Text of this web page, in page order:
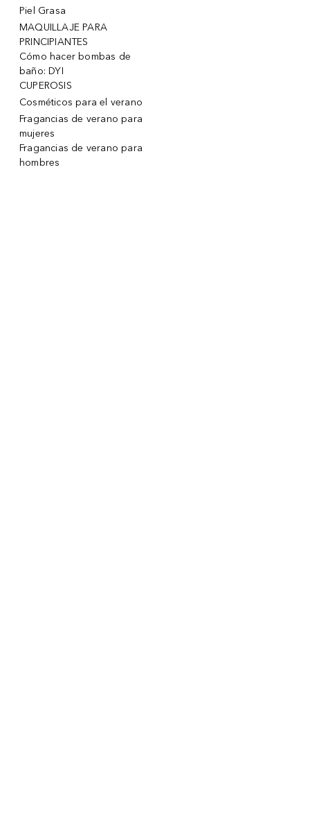
Piel Grasa
MAQUILLAJE PARA
PRINCIPIANTES
Cómo hacer bombas de
baño: DYI
CUPEROSIS
Cosméticos para el verano
Fragancias de verano para
mujeres
Fragancias de verano para
hombres